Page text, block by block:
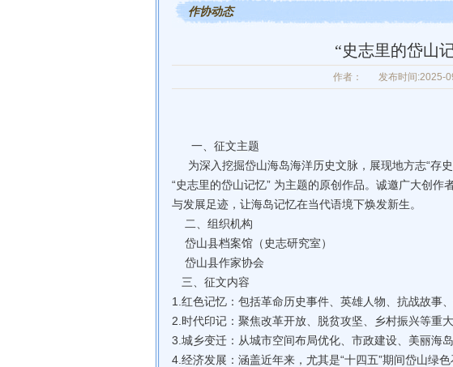
作协动态
“史志里的岱山
作者： 发布时间:2025-
‌一、征文主题‌
为深入挖掘岱山海岛海洋历史文脉，展现地方志“存
“史志里的岱山记忆” 为主题的原创作品。诚邀广大创
与发展足迹，让海岛记忆在当代语境下焕发新生。
‌ 二、组织机构
岱山县档案馆（史志研究室）
岱山县作家协会
三、征文内容‌
1.红色记忆：包括革命历史事件、英雄人物、抗战故事
2.时代印记：聚焦改革开放、脱贫攻坚、乡村振兴等重
3.城乡变迁：从城市空间布局优化、市政建设、美丽海
4.经济发展：涵盖近年来，尤其是“十四五”期间岱山绿